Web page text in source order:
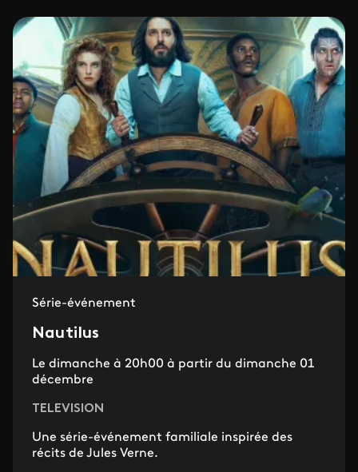
Série-événement
Nautilus
Le dimanche à 20h00 à partir du dimanche 01
décembre
TELEVISION
Une série-événement familiale inspirée des
récits de Jules Verne.